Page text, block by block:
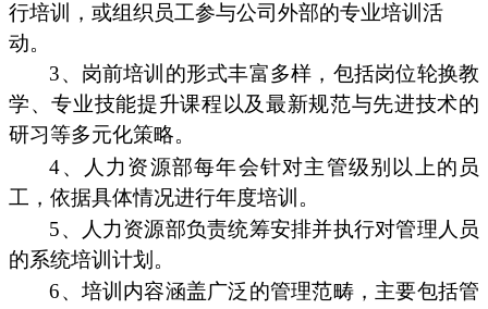
行培训，或组织员工参与公司外部的专业培训活
动。
3、岗前培训的形式丰富多样，包括岗位轮换教
学、专业技能提升课程以及最新规范与先进技术的
研习等多元化策略。
4、人力资源部每年会针对主管级别以上的员
工，依据具体情况进行年度培训。
5、人力资源部负责统筹安排并执行对管理人员
的系统培训计划。
6、培训内容涵盖广泛的管理范畴，主要包括管